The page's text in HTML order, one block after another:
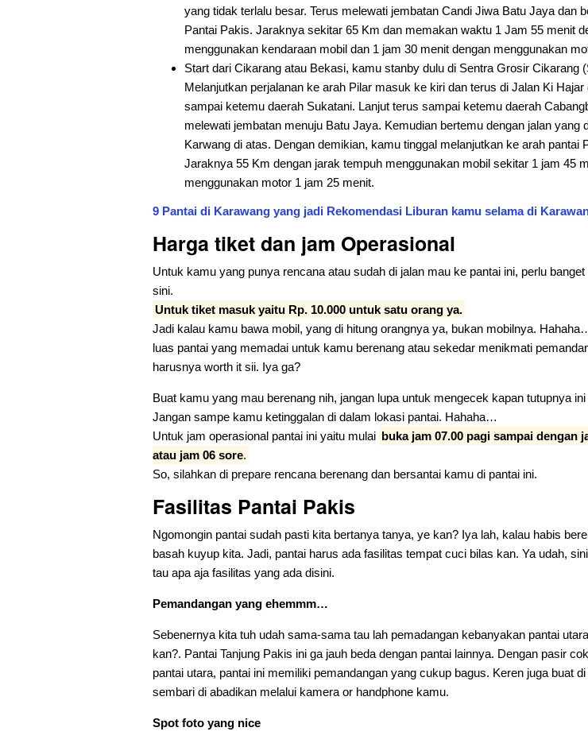
yang tidak terlalu besar. Terus melewati jembatan Candi Jiwa Batu Jaya dan
Pantai Pakis. Jaraknya sekitar 65 Km dan memakan waktu 1 Jam 55 menit
menggunakan kendaraan mobil dan 1 jam 30 menit dengan menggunakan
Start dari Cikarang atau Bekasi, kamu stanby dulu di Sentra Grosir Cikarang
Melanjutkan perjalanan ke arah Pilar masuk ke kiri dan terus di Jalan Ki Hajar
sampai ketemu daerah Sukatani. Lanjut terus sampai ketemu daerah
melewati jembatan menuju Batu Jaya. Kemudian bertemu dengan jalan yang
Karwang di atas. Dengan demikian, kamu tinggal melanjutkan ke arah pantai
Jaraknya 55 Km dengan jarak tempuh menggunakan mobil sekitar 1 jam 45
menggunakan motor 1 jam 25 menit.
9 Pantai di Karawang yang jadi Rekomendasi Liburan kamu selama di
Harga tiket dan jam Operasional
Untuk kamu yang punya rencana atau sudah di jalan mau ke pantai ini, perlu
sini.
Untuk tiket masuk yaitu Rp. 10.000 untuk satu orang ya.
Jadi kalau kamu bawa mobil, yang di hitung orangnya ya, bukan mobilnya.
luas pantai yang memadai untuk kamu berenang atau sekedar menikmati
harusnya worth it sii. Iya ga?
Buat kamu yang mau berenang nih, jangan lupa untuk mengecek kapan tutupnya ini
Jangan sampe kamu ketinggalan di dalam lokasi pantai. Hahaha…
Untuk jam operasional pantai ini yaitu mulai buka jam 07.00 pagi sampai dengan
atau jam 06 sore.
So, silahkan di prepare rencana berenang dan bersantai kamu di pantai ini.
Fasilitas Pantai Pakis
Ngomongin pantai sudah pasti kita bertanya tanya, ye kan? Iya lah, kalau habis
basah kuyup kita. Jadi, pantai harus ada fasilitas tempat cuci bilas kan. Ya udah,
tau apa aja fasilitas yang ada disini.
Pemandangan yang ehemmm…
Sebenernya kita tuh udah sama-sama tau lah pemadangan kebanyakan pantai
kan?. Pantai Tanjung Pakis ini ga jauh beda dengan pantai lainnya. Dengan pasir
pantai utara, pantai ini memiliki pemandangan yang cukup bagus. Keren juga buat
sembari di abadikan melalui kamera or handphone kamu.
Spot foto yang nice